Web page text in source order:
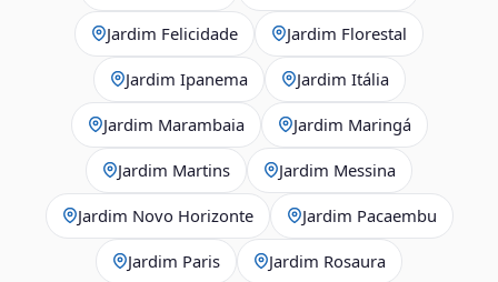
Jardim Felicidade Jardim Florestal
Jardim Ipanema Jardim Itália
Jardim Marambaia Jardim Maringá
Jardim Martins Jardim Messina
Jardim Novo Horizonte Jardim Pacaembu
Jardim Paris Jardim Rosaura